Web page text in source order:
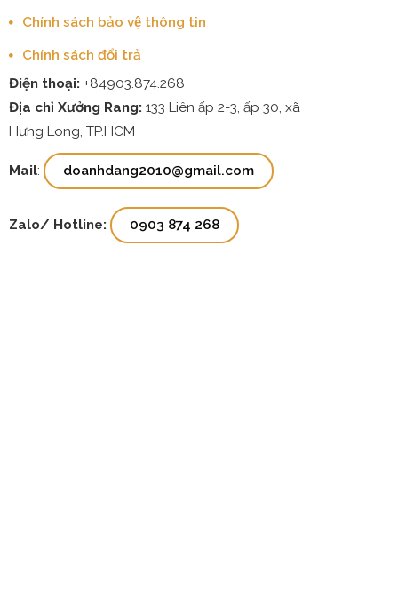
Chính sách bảo vệ thông tin
Chính sách đổi trả
Điện thoại: +84903.874.268
Địa chỉ Xưởng Rang: 133 Liên ấp 2-3, ấp 30, xã
Hưng Long, TP.HCM
Mail: doanhdang2010@gmail.com
Zalo/ Hotline: 0903 874 268